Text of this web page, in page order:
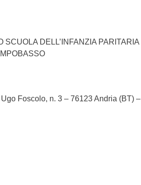
SCUOLA DELL’INFANZIA PARITARIA
Foscolo, n. 3 – 76123 Andria (BT) –